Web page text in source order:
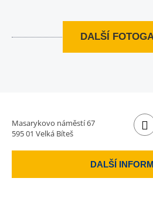
DALŠÍ
Masarykovo náměstí 67
595 01 Velká Bíteš
DALŠÍ